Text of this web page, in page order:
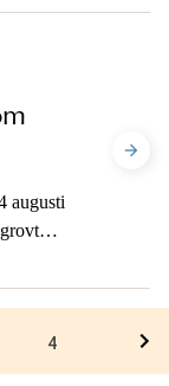
spansk
augusti
om
4